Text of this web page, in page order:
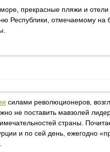
прекрасные пляжи и
Республики, отмечаемому на
силами революционеров,
не поставить мавзолей
страны.
и по сей день, ежегодно